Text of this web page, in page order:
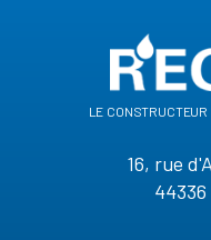
le constructeur
16, rue